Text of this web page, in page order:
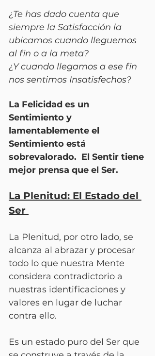
¿Te has dado cuenta que
siempre la Satisfacción la
ubicamos cuando lleguemos
al fin o a la meta?
¿Y cuando llegamos a ese fin
nos sentimos Insatisfechos?
La Felicidad es un
Sentimiento y
lamentablemente el
Sentimiento está
sobrevalorado.  El Sentir tiene
mejor prensa que el Ser.
La Plenitud: El Estado del
Ser
La Plenitud, por otro lado, se
alcanza al abrazar y procesar
todo lo que nuestra Mente
considera contradictorio a
nuestras identificaciones y
valores en lugar de luchar
contra ello.
Es un estado puro del Ser que